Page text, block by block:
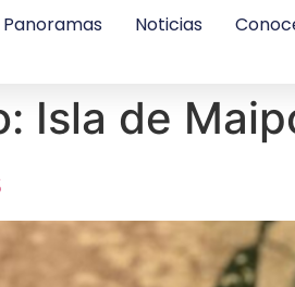
Panoramas Noticias
Isla de